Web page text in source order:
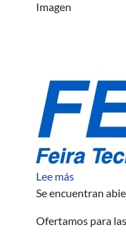
Imagen
Lee mássobre
Se encuentran
Ofertamos para